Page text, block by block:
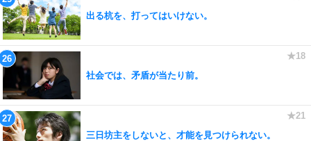
出る杭を、打ってはいけない。
社会では、矛盾が当たり前。
三日坊主をしないと、才能を見つけられない。